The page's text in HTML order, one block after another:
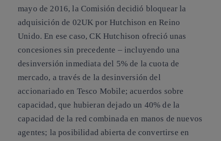
mayo de 2016,la Comisión decidió bloquear la
adquisición de 02UK por Hutchison en Reino
Unido. En ese caso, CK Hutchison ofreció unas
concesiones sin precedente – incluyendo una
desinversión inmediata del 5% de la cuota de
mercado, a través de la desinversión del
accionariado en Tesco Mobile; acuerdos sobre
capacidad, que hubieran dejado un 40% de la
capacidad de la red combinada en manos de nuevos
agentes; la posibilidad abierta de convertirse en